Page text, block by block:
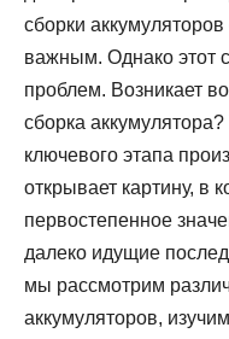
сборки аккумуляторов
важным. Однако этот
проблем. Возникает
сборка
ключевого этапа
открывает картину, в
первостепенное
далеко идущие
мы рассмотрим
аккумуляторов,